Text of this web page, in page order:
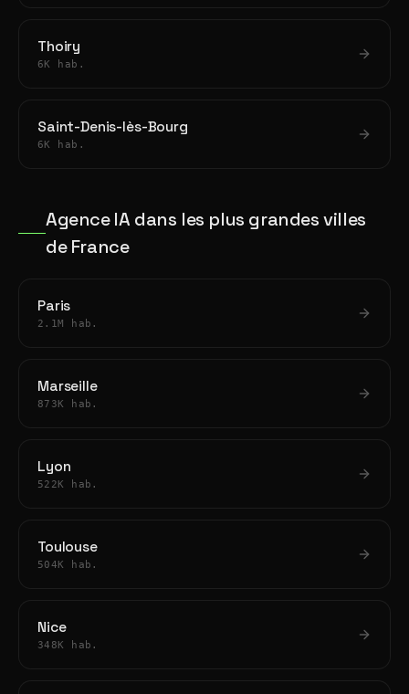
Thoiry
6K hab.
Saint-Denis-lès-Bourg
6K hab.
Agence IA dans les plus grandes villes
de France
Paris
2.1M hab.
Marseille
873K hab.
Lyon
522K hab.
Toulouse
504K hab.
Nice
348K hab.